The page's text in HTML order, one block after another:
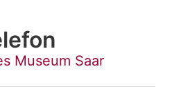
Museum Saar